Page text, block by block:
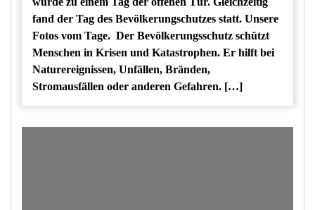
fand der Tag des Bevölkerungschutzes statt. Unsere
Fotos vom Tage. Der Bevölkerungsschutz schützt
Menschen in Krisen und Katastrophen. Er hilft bei
Naturereignissen, Unfällen, Bränden,
Stromausfällen oder anderen Gefahren. […]